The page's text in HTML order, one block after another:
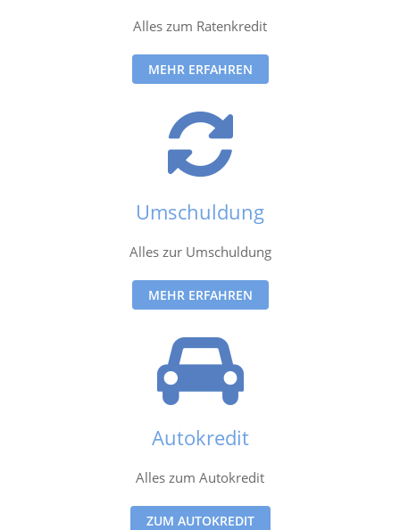
Alles zum Ratenkredit
MEHR ERFAHREN
Umschuldung
Alles zur Umschuldung
MEHR ERFAHREN
Autokredit
Alles zum Autokredit
ZUM AUTOKREDIT